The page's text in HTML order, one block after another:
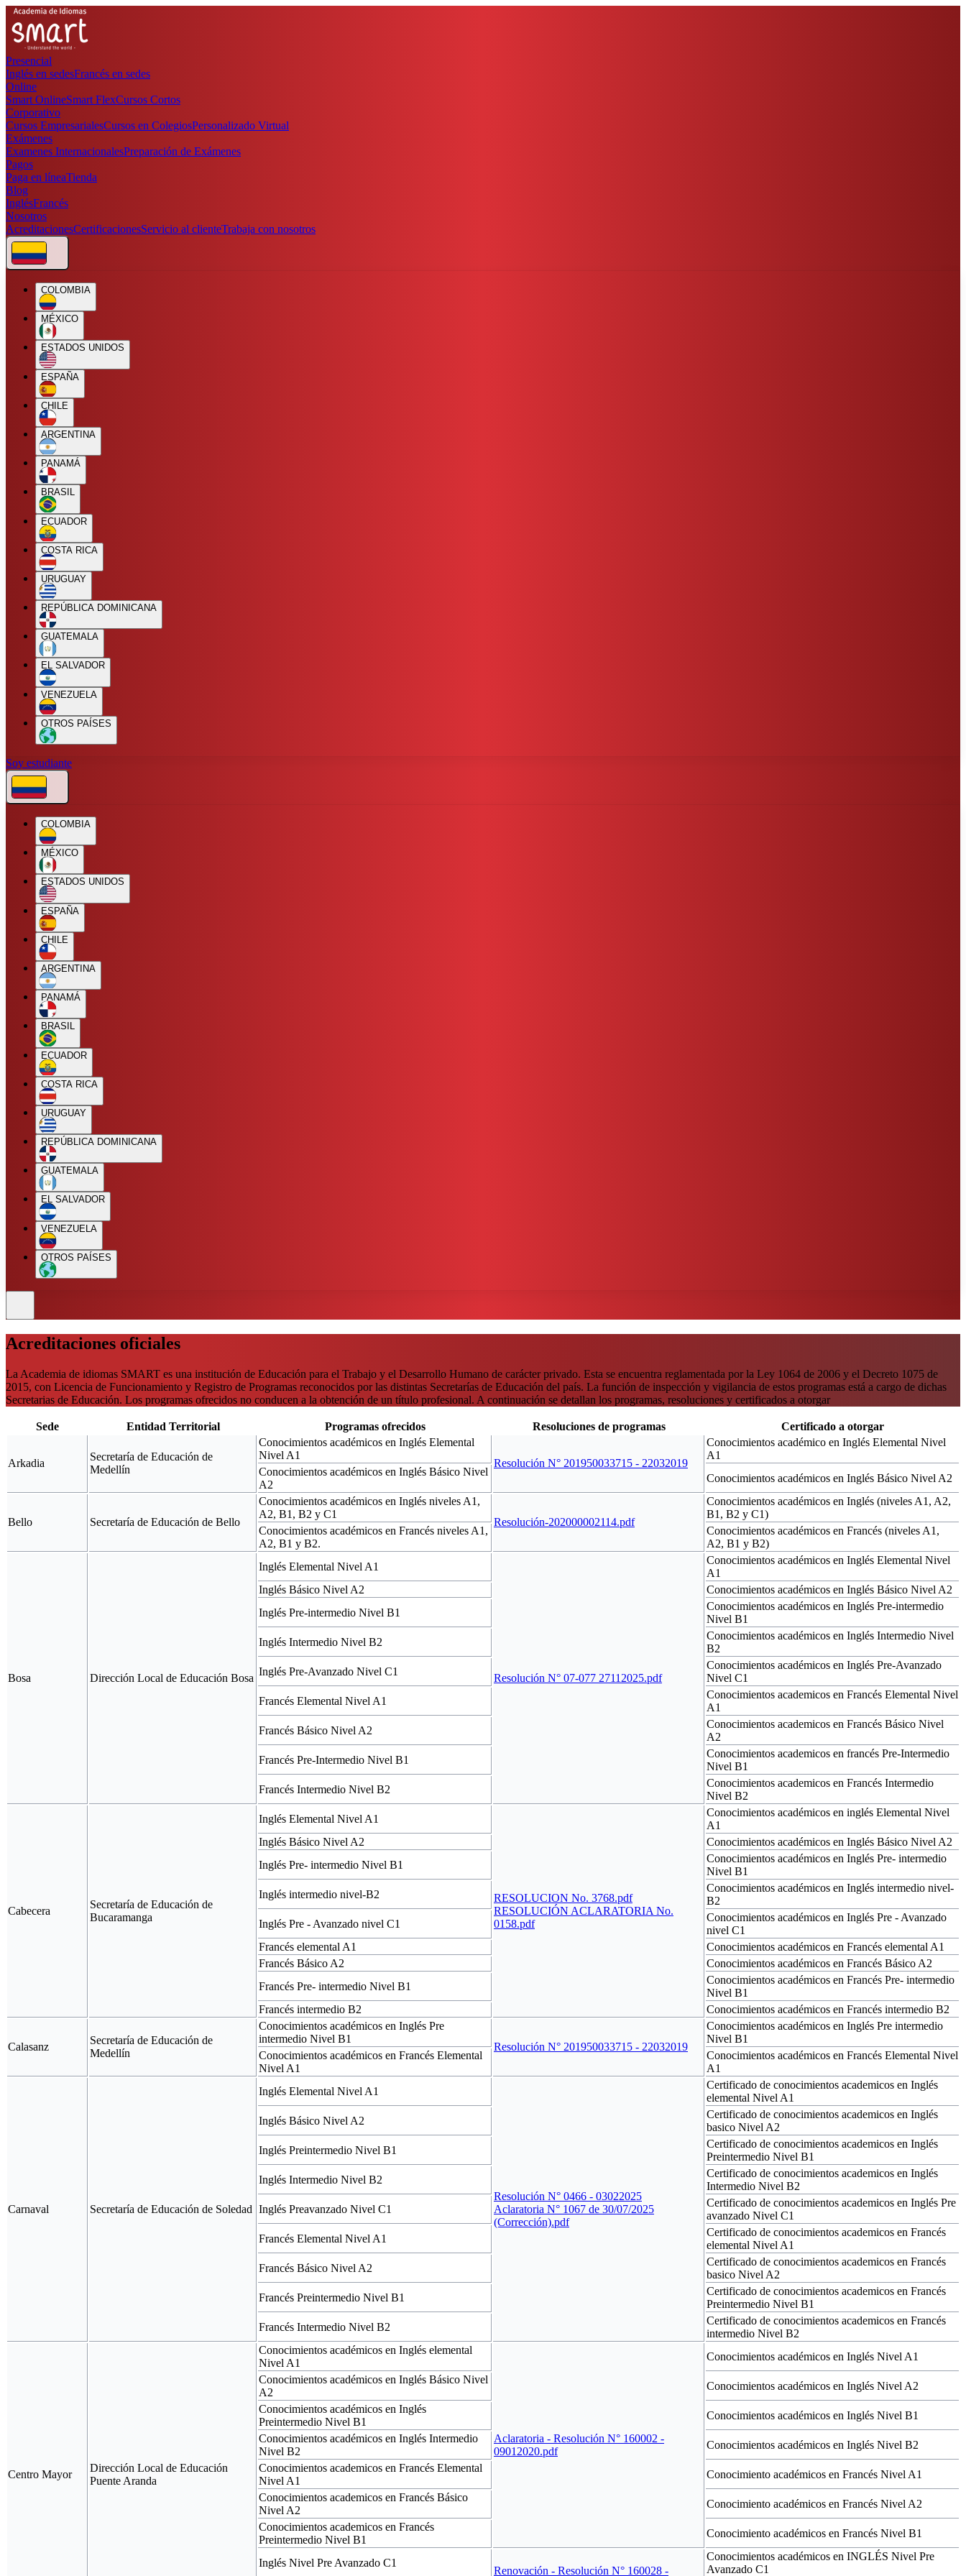
Presencial
Inglés en sedesFrancés en sedes
Online
Smart OnlineSmart FlexCursos Cortos
Corporativo
Cursos EmpresarialesCursos en ColegiosPersonalizado Virtual
Exámenes
Examenes InternacionalesPreparación de Exámenes
Pagos
Paga en líneaTienda
Blog
InglésFrancés
Nosotros
AcreditacionesCertificacionesServicio al clienteTrabaja con nosotros
COLOMBIA
MÉXICO
ESTADOS UNIDOS
ESPAÑA
CHILE
ARGENTINA
PANAMÁ
BRASIL
ECUADOR
COSTA RICA
URUGUAY
REPÚBLICA DOMINICANA
GUATEMALA
EL SALVADOR
VENEZUELA
OTROS PAÍSES
Soy estudiante
COLOMBIA
MÉXICO
ESTADOS UNIDOS
ESPAÑA
CHILE
ARGENTINA
PANAMÁ
BRASIL
ECUADOR
COSTA RICA
URUGUAY
REPÚBLICA DOMINICANA
GUATEMALA
EL SALVADOR
VENEZUELA
OTROS PAÍSES
Acreditaciones oficiales
La Academia de idiomas SMART es una institución de Educación para el Trabajo y el Desarrollo Humano de carácter privado. Esta se encuentra reglamentada por la Ley 1064 de 2006 y el Decreto 1075 de
2015, con Licencia de Funcionamiento y Registro de Programas reconocidos por las distintas Secretarías de Educación del país. La función de inspección y vigilancia de estos programas está a cargo de dichas
Secretarias de Educación. Los programas ofrecidos no conducen a la obtención de un título profesional. A continuación se detallan los programas, resoluciones y certificados a otorgar
Sede Entidad Territorial Programas ofrecidos Resoluciones de programas Certificado a otorgar
Arkadia
Secretaría de Educación de
Medellín
Conocimientos académicos en Inglés Elemental
Nivel A1
Resolución N° 201950033715 - 22032019
Conocimientos académico en Inglés Elemental Nivel
A1
Conocimientos académicos en Inglés Básico Nivel
A2
Conocimientos académicos en Inglés Básico Nivel A2
Bello Secretaría de Educación de Bello
Conocimientos académicos en Inglés niveles A1,
A2, B1, B2 y C1
Resolución-202000002114.pdf
Conocimientos académicos en Inglés (niveles A1, A2,
B1, B2 y C1)
Conocimientos académicos en Francés niveles A1,
A2, B1 y B2.
Conocimientos académicos en Francés (niveles A1,
A2, B1 y B2)
Bosa Dirección Local de Educación Bosa
Inglés Elemental Nivel A1
Resolución N° 07-077 27112025.pdf
Conocimientos académicos en Inglés Elemental Nivel
A1
Inglés Básico Nivel A2
Conocimientos académicos en Inglés Básico Nivel A2
Inglés Pre-intermedio Nivel B1
Conocimientos académicos en Inglés Pre-intermedio
Nivel B1
Inglés Intermedio Nivel B2
Conocimientos académicos en Inglés Intermedio Nivel
B2
Inglés Pre-Avanzado Nivel C1
Conocimientos académicos en Inglés Pre-Avanzado
Nivel C1
Francés Elemental Nivel A1
Conocimientos academicos en Francés Elemental Nivel
A1
Francés Básico Nivel A2
Conocimientos academicos en Francés Básico Nivel
A2
Francés Pre-Intermedio Nivel B1
Conocimientos academicos en francés Pre-Intermedio
Nivel B1
Francés Intermedio Nivel B2
Conocimientos academicos en Francés Intermedio
Nivel B2
Cabecera
Secretaría de Educación de
Bucaramanga
Inglés Elemental Nivel A1
RESOLUCION No. 3768.pdf
RESOLUCIÓN ACLARATORIA No.
0158.pdf
Conocimientos académicos en inglés Elemental Nivel
A1
Inglés Básico Nivel A2
Conocimientos académicos en Inglés Básico Nivel A2
Inglés Pre- intermedio Nivel B1
Conocimientos académicos en Inglés Pre- intermedio
Nivel B1
Inglés intermedio nivel-B2
Conocimientos académicos en Inglés intermedio nivel-
B2
Inglés Pre - Avanzado nivel C1
Conocimientos académicos en Inglés Pre - Avanzado
nivel C1
Francés elemental A1
Conocimientos académicos en Francés elemental A1
Francés Básico A2
Conocimientos académicos en Francés Básico A2
Francés Pre- intermedio Nivel B1
Conocimientos académicos en Francés Pre- intermedio
Nivel B1
Francés intermedio B2
Conocimientos académicos en Francés intermedio B2
Calasanz
Secretaría de Educación de
Medellín
Conocimientos académicos en Inglés Pre
intermedio Nivel B1
Resolución N° 201950033715 - 22032019
Conocimientos académicos en Inglés Pre intermedio
Nivel B1
Conocimientos académicos en Francés Elemental
Nivel A1
Conocimientos académicos en Francés Elemental Nivel
A1
Carnaval Secretaría de Educación de Soledad
Inglés Elemental Nivel A1
Resolución N° 0466 - 03022025
Aclaratoria N° 1067 de 30/07/2025
(Corrección).pdf
Certificado de conocimientos academicos en Inglés
elemental Nivel A1
Inglés Básico Nivel A2
Certificado de conocimientos academicos en Inglés
basico Nivel A2
Inglés Preintermedio Nivel B1
Certificado de conocimientos academicos en Inglés
Preintermedio Nivel B1
Inglés Intermedio Nivel B2
Certificado de conocimientos academicos en Inglés
Intermedio Nivel B2
Inglés Preavanzado Nivel C1
Certificado de conocimientos academicos en Inglés Pre
avanzado Nivel C1
Francés Elemental Nivel A1
Certificado de conocimientos academicos en Francés
elemental Nivel A1
Francés Básico Nivel A2
Certificado de conocimientos academicos en Francés
basico Nivel A2
Francés Preintermedio Nivel B1
Certificado de conocimientos academicos en Francés
Preintermedio Nivel B1
Francés Intermedio Nivel B2
Certificado de conocimientos academicos en Francés
intermedio Nivel B2
Centro Mayor
Dirección Local de Educación
Puente Aranda
Conocimientos académicos en Inglés elemental
Nivel A1
Aclaratoria - Resolución N° 160002 -
09012020.pdf
Conocimientos académicos en Inglés Nivel A1
Conocimientos académicos en Inglés Básico Nivel
A2
Conocimientos académicos en Inglés Nivel A2
Conocimientos académicos en Inglés
Preintermedio Nivel B1
Conocimientos académicos en Inglés Nivel B1
Conocimientos académicos en Inglés Intermedio
Nivel B2
Conocimientos académicos en Inglés Nivel B2
Conocimientos academicos en Francés Elemental
Nivel A1
Conocimiento académicos en Francés Nivel A1
Conocimientos academicos en Francés Básico
Nivel A2
Conocimiento académicos en Francés Nivel A2
Conocimientos academicos en Francés
Preintermedio Nivel B1
Conocimiento académicos en Francés Nivel B1
Inglés Nivel Pre Avanzado C1
Renovación - Resolución N° 160028 -
Conocimientos académicos en INGLÉS Nivel Pre
Avanzado C1